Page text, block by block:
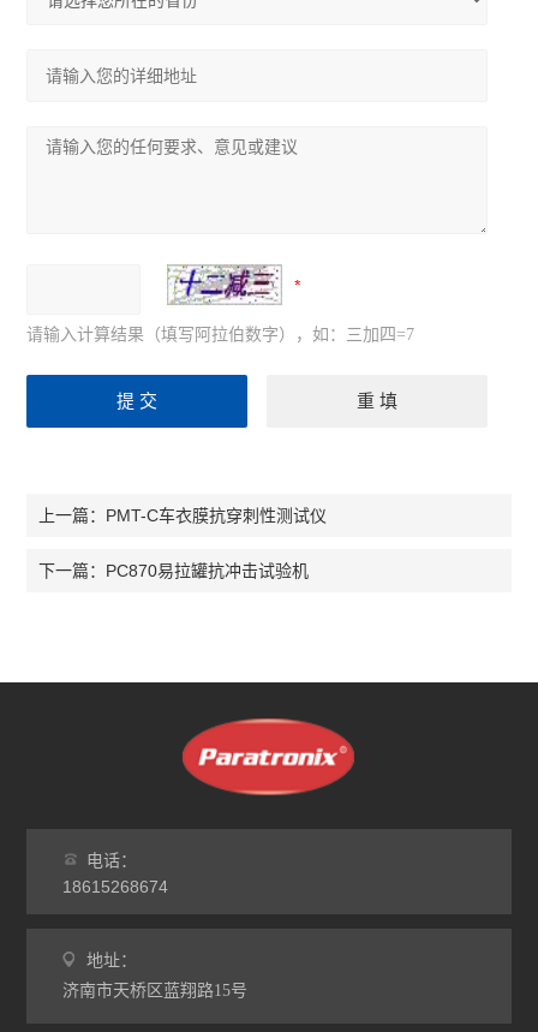
请输入计算结果（填写阿拉伯数字），如：三加四=7
上一篇： PMT-C车衣膜抗穿刺性测试仪
下一篇： PC870易拉罐抗冲击试验机
电话：
18615268674
地址：
济南市天桥区蓝翔路15号